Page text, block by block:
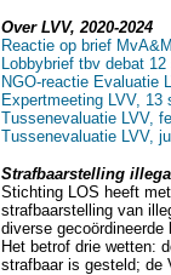
Over LVV, 2020-2024
Reactie op brief
Lobbybrief tbv debat
NGO-reactie Evaluatie
Expertmeeting LVV, 13
Tussenevaluatie LVV,
Tussenevaluatie LVV,
Strafbaarstelling
Stichting LOS heeft
strafbaarstelling van
diverse
Het betrof drie wetten:
strafbaar is gesteld; de